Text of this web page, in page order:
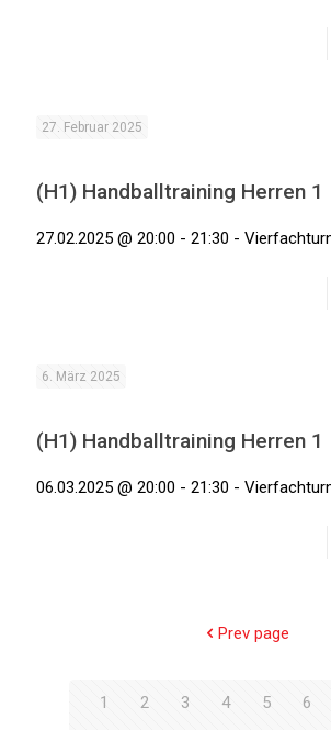
27. Februar 2025
(H1) Handballtraining Herren 1
27.02.2025 @ 20:00 - 21:30 -
6. März 2025
(H1) Handballtraining Herren 1
06.03.2025 @ 20:00 - 21:30 -
Prev page
1 2 3 4 5 6